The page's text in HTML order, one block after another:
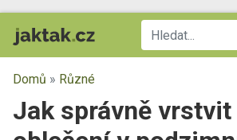
Domů » Různé
Jak správně vrstvit